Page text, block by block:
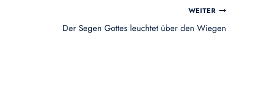
WEITER
Der Segen Gottes leuchtet über den Wiegen